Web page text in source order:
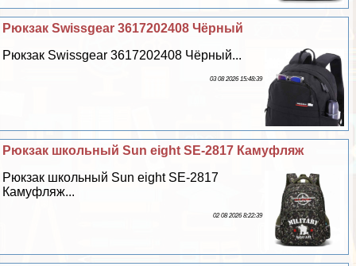
Рюкзак Swissgear 3617202408 Чёрный
Рюкзак Swissgear 3617202408 Чёрный...
03 08 2026 15:48:39
Рюкзак школьный Sun eight SE-2817 Камуфляж
Рюкзак школьный Sun eight SE-2817
Камуфляж...
02 08 2026 8:22:39